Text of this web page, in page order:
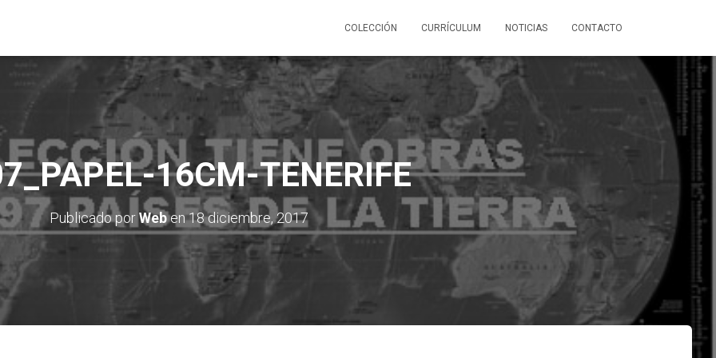
COLECCIÓN CURRÍCULUM NOTICIAS CONTACTO
16CM-TENERIFE
Publicado porWeben18 diciembre, 2017